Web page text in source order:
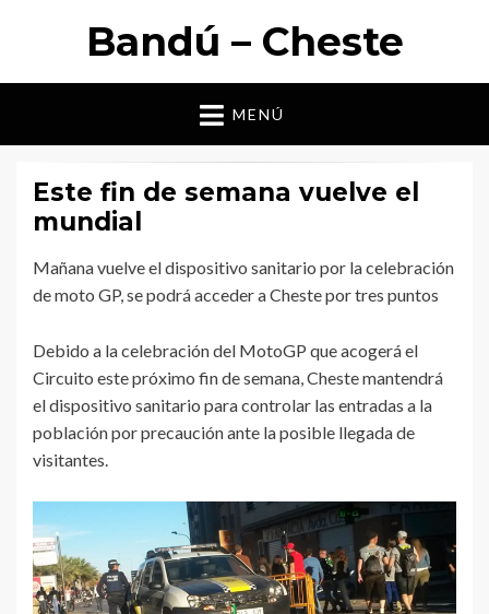
Bandú – Cheste
MENÚ
Este fin de semana vuelve el
mundial
Mañana vuelve el dispositivo sanitario por la celebración
de moto GP, se podrá acceder a Cheste por tres puntos
Debido a la celebración del MotoGP que acogerá el
Circuito este próximo fin de semana, Cheste mantendrá
el dispositivo sanitario para controlar las entradas a la
población por precaución ante la posible llegada de
visitantes.